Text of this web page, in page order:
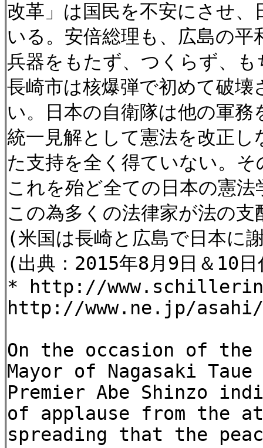
改革」は国民を不安にさせ
いる。安倍総理も、広島の
兵器をもたず、つくらず、
長崎市は核爆弾で初めて破
い。日本の自衛隊は他の軍
統一見解として憲法を改正
た支持を全く得ていない。
これを殆ど全ての日本の憲
この為多くの法律家が法の
(米国は長崎と広島で日本に
(出典：2015年8月9日＆10
* http://
http://www.ne.jp/
On the occasion of the
Mayor of Nagasaki
Premier Abe Shinzo
of applause from the
spreading that the